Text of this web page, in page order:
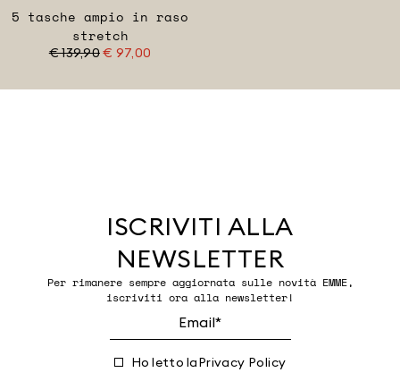
5 tasche ampio in raso
stretch
€ 139,90€ 97,00
ISCRIVITI ALLA
NEWSLETTER
Per rimanere sempre aggiornata sulle novità EMME,
iscriviti ora alla newsletter!
Ho letto laPrivacy Policy